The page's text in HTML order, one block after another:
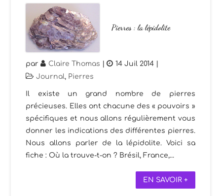
Pierres : la lépidolite
par Claire Thomas | 14 Juil 2014
Journal, Pierres
Il existe un grand nombre de pierres
précieuses. Elles ont chacune des « pouvoirs »
spécifiques et nous allons régulièrement vous
donner les indications des différentes pierres.
Nous allons parler de la lépidolite. Voici sa
fiche : Où la trouve-t-on ? Brésil, France,...
EN SAVOIR +